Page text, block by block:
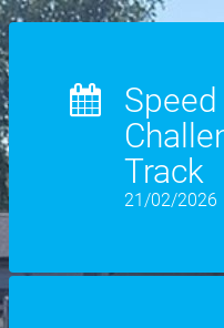
Speed
Track
21/02/2026